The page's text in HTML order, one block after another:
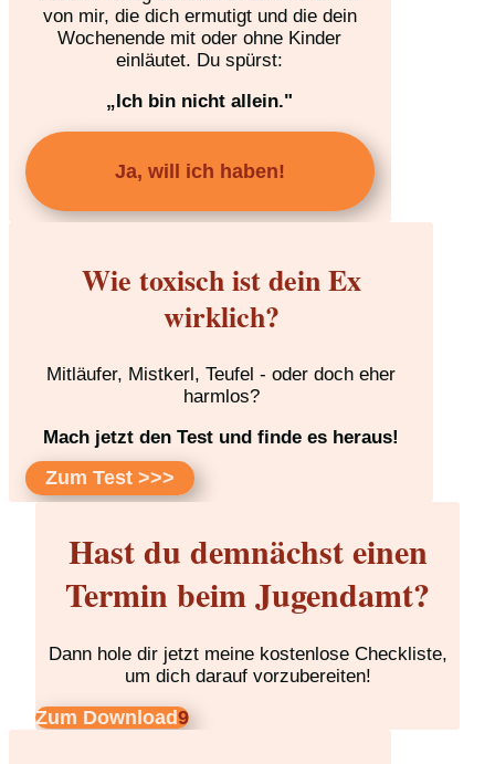
von mir, die dich ermutigt und die dein
Wochenende mit oder ohne Kinder
einläutet. Du spürst:
„Ich bin nicht allein."
Ja, will ich haben!
Wie toxisch ist dein Ex
wirklich?
Mitläufer, Mistkerl, Teufel - oder doch eher
harmlos?
Mach jetzt den Test und finde es heraus!
Zum Test >>>
Hast du demnächst einen
Termin beim Jugendamt?
Dann hole dir jetzt meine kostenlose Checkliste,
um dich darauf vorzubereiten!
Zum Download